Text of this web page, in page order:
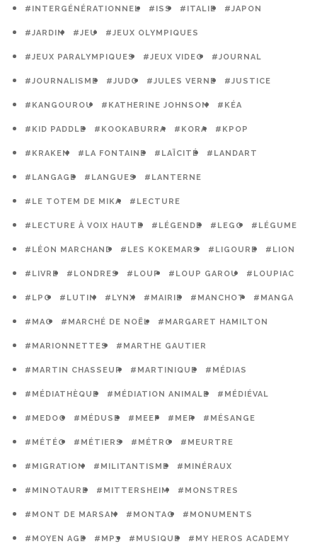
#INTERGÉNÉRATIONNEL #ISS #ITALIE #JAPON
#JARDIN #JEU #JEUX OLYMPIQUES
#JEUX PARALYMPIQUES #JEUX VIDEO #JOURNAL
#JOURNALISME #JUDO #JULES VERNE #JUSTICE
#KANGOUROU #KATHERINE JOHNSON #KÉA
#KID PADDLE #KOOKABURRA #KORA #KPOP
#KRAKEN #LA FONTAINE #LAÏCITÉ #LANDART
#LANGAGE #LANGUES #LANTERNE
#LE TOTEM DE MIKA #LECTURE
#LECTURE À VOIX HAUTE #LÉGENDE #LEGO #LÉGUME
#LÉON MARCHAND #LES KOKEMARS #LIGOURE #LION
#LIVRE #LONDRES #LOUP #LOUP GAROU #LOUPIAC
#LPO #LUTIN #LYNX #MAIRIE #MANCHOT #MANGA
#MAO #MARCHÉ DE NOËL #MARGARET HAMILTON
#MARIONNETTES #MARTHE GAUTIER
#MARTIN CHASSEUR #MARTINIQUE #MÉDIAS
#MÉDIATHÈQUE #MÉDIATION ANIMALE #MÉDIÉVAL
#MEDOC #MÉDUSE #MEEF #MER #MÉSANGE
#MÉTÉO #MÉTIERS #MÉTRO #MEURTRE
#MIGRATION #MILITANTISME #MINÉRAUX
#MINOTAURE #MITTERSHEIM #MONSTRES
#MONT DE MARSAN #MONTAG #MONUMENTS
#MOYEN AGE #MP3 #MUSIQUE #MY HEROS ACADEMY